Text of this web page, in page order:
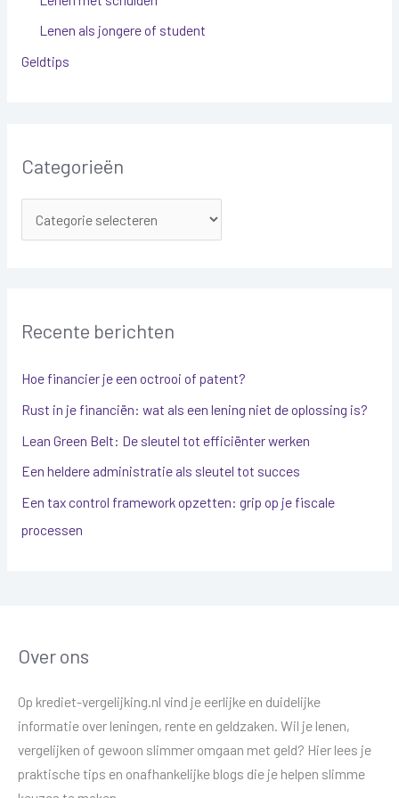
Lenen als jongere of student
Geldtips
Categorieën
Recente berichten
Hoe financier je een octrooi of patent?
Rust in je financiën: wat als een lening niet de oplossing is?
Lean Green Belt: De sleutel tot efficiënter werken
Een heldere administratie als sleutel tot succes
Een tax control framework opzetten: grip op je fiscale
processen
Over ons
Op krediet-vergelijking.nl vind je eerlijke en duidelijke
informatie over leningen, rente en geldzaken. Wil je lenen,
vergelijken of gewoon slimmer omgaan met geld? Hier lees je
praktische tips en onafhankelijke blogs die je helpen slimme